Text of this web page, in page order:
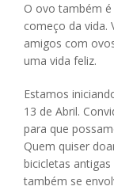
O ovo também
começo da vida.
amigos com
uma vida feliz.
Estamos
13 de Abril.
para que
Quem quiser
bicicletas
também se